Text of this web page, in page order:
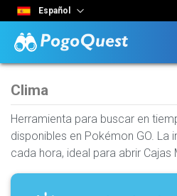
Español
Clima
Herramienta para buscar en
disponibles en Pokémon GO. La
cada hora, ideal para abrir Cajas